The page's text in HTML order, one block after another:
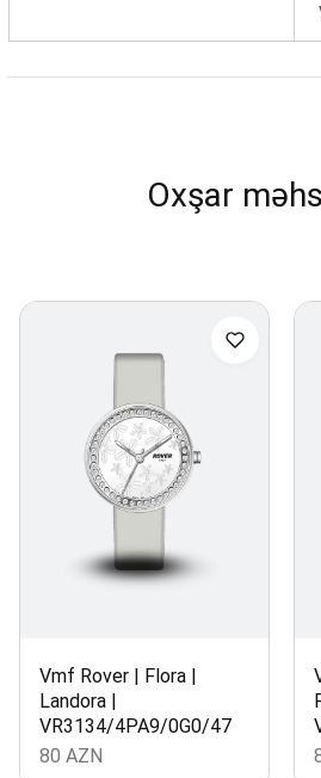
Oxşar
Vmf Rover | Flora |
Landora |
VR3134/4PA9/0G0/47
80 AZN